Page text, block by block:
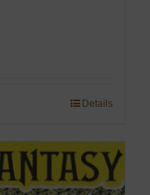
Details